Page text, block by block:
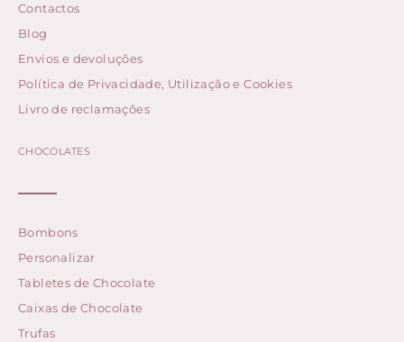
Contactos
Blog
Envios e devoluções
Política de Privacidade, Utilização e Cookies
Livro de reclamações
CHOCOLATES
Bombons
Personalizar
Tabletes de Chocolate
Caixas de Chocolate
Trufas